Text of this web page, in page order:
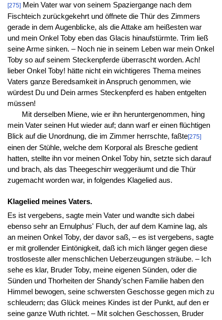
[275]Mein Vater war von seinem Spaziergange nach dem
Fischteich zurückgekehrt und öffnete die Thür des Zimmers
gerade in dem Augenblicke, als die Attake am heißesten war
und mein Onkel Toby eben das Glacis hinaufstürmte. Trim ließ
seine Arme sinken. – Noch nie in seinem Leben war mein Onkel
Toby so auf seinem Steckenpferde überrascht worden. Ach!
lieber Onkel Toby! hätte nicht ein wichtigeres Thema meines
Vaters ganze Beredsamkeit in Anspruch genommen, wie
würdest Du und Dein armes Steckenpferd es haben entgelten
müssen!
Mit derselben Miene, wie er ihn heruntergenommen, hing
mein Vater seinen Hut wieder auf; dann warf er einen flüchtigen
Blick auf die Unordnung, die im Zimmer herrschte, faßte[275]
einen der Stühle, welche dem Korporal als Bresche gedient
hatten, stellte ihn vor meinen Onkel Toby hin, setzte sich darauf
und brach, als das Theegeschirr weggeräumt und die Thür
zugemacht worden war, in folgendes Klagelied aus.
Klagelied meines Vaters.
Es ist vergebens, sagte mein Vater und wandte sich dabei
ebenso sehr an Ernulphus' Fluch, der auf dem Kamine lag, als
an meinen Onkel Toby, der davor saß, – es ist vergebens, sagte
er mit grollender Eintönigkeit, daß ich mich länger gegen diese
trostloseste aller menschlichen Ueberzeugungen sträube. – Ich
sehe es klar, Bruder Toby, meine eigenen Sünden, oder die
Sünden und Thorheiten der Shandy'schen Familie haben den
Himmel bewogen, seine schwersten Geschosse gegen mich zu
schleudern; das Glück meines Kindes ist der Punkt, auf den er
seine ganze Wuth richtet. – Mit solchen Geschossen, Bruder